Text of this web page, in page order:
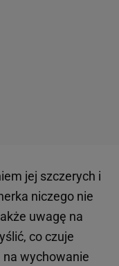
jej szczerych i
niczego nie
uwagę na
co czuje
na wychowanie